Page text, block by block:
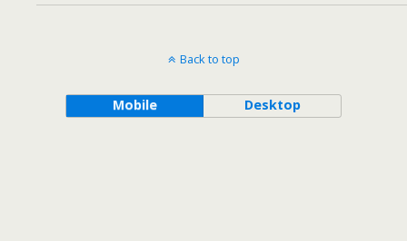
Back to top
Mobile Desktop